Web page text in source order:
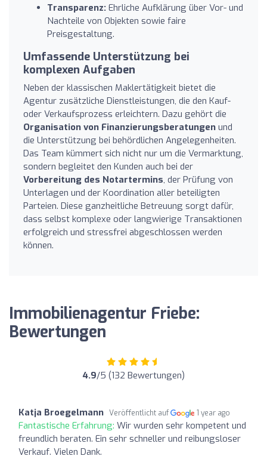
Transparenz: Ehrliche Aufklärung über Vor- und
Nachteile von Objekten sowie faire
Preisgestaltung.
Umfassende Unterstützung bei
komplexen Aufgaben
Neben der klassischen Maklertätigkeit bietet die
Agentur zusätzliche Dienstleistungen, die den Kauf-
oder Verkaufsprozess erleichtern. Dazu gehört die
Organisation von Finanzierungsberatungen und
die Unterstützung bei behördlichen Angelegenheiten.
Das Team kümmert sich nicht nur um die Vermarktung,
sondern begleitet den Kunden auch bei der
Vorbereitung des Notartermins, der Prüfung von
Unterlagen und der Koordination aller beteiligten
Parteien. Diese ganzheitliche Betreuung sorgt dafür,
dass selbst komplexe oder langwierige Transaktionen
erfolgreich und stressfrei abgeschlossen werden
können.
Immobilienagentur Friebe:
Bewertungen
4.9/5 (132 Bewertungen)
Katja Broegelmann Veröffentlicht auf 1 year ago
Fantastische Erfahrung: Wir wurden sehr kompetent und
freundlich beraten. Ein sehr schneller und reibungsloser
Verkauf. Vielen Dank.